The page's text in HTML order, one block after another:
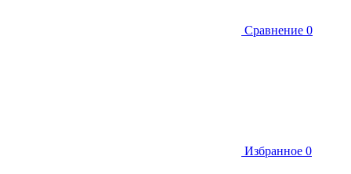
Сравнение 0
Избранное 0